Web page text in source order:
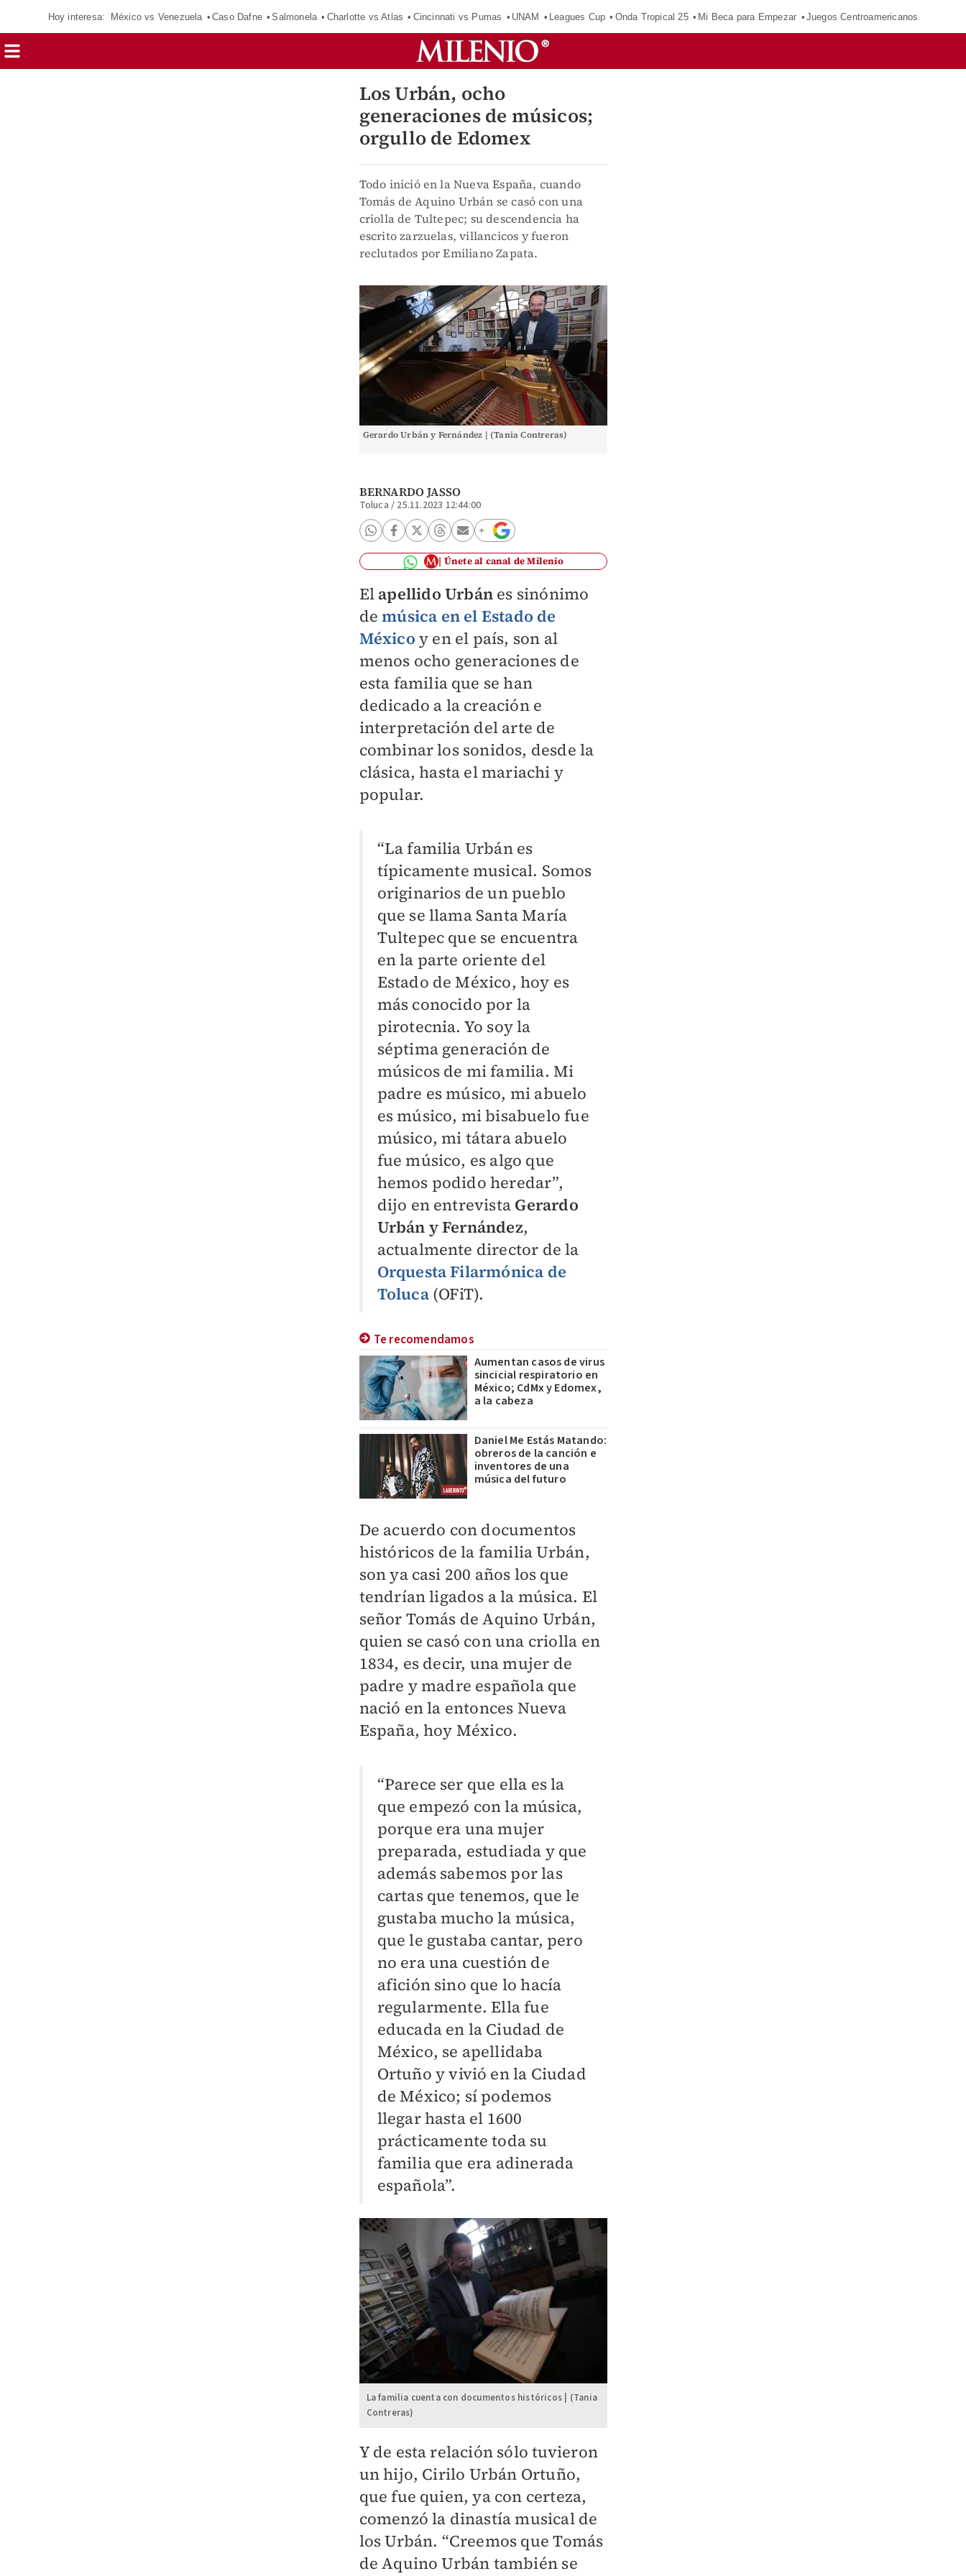
Hoy interesa: México vs Venezuela Caso Dafne Salmonela Charlotte vs Atlas Cincinnati vs Pumas UNAM Leagues Cup Onda Tropical 25 Mi Beca para Empezar Juegos Centroamericanos
Los Urbán, ocho
generaciones de músicos;
orgullo de Edomex
Todo inició en la Nueva España, cuando
Tomás de Aquino Urbán se casó con una
criolla de Tultepec; su descendencia ha
escrito zarzuelas, villancicos y fueron
reclutados por Emiliano Zapata.
Gerardo Urbán y Fernández | (Tania Contreras)
BERNARDO JASSO
Toluca / 25.11.2023 12:44:00
Únete al canal de Milenio
El apellido Urbán es sinónimo
de música en el Estado de
México y en el país, son al
menos ocho generaciones de
esta familia que se han
dedicado a la creación e
interpretación del arte de
combinar los sonidos, desde la
clásica, hasta el mariachi y
popular.
“La familia Urbán es
típicamente musical. Somos
originarios de un pueblo
que se llama Santa María
Tultepec que se encuentra
en la parte oriente del
Estado de México, hoy es
más conocido por la
pirotecnia. Yo soy la
séptima generación de
músicos de mi familia. Mi
padre es músico, mi abuelo
es músico, mi bisabuelo fue
músico, mi tátara abuelo
fue músico, es algo que
hemos podido heredar”,
dijo en entrevista Gerardo
Urbán y Fernández,
actualmente director de la
Orquesta Filarmónica de
Toluca(OFiT).
Te recomendamos
Aumentan casos de virus
sincicial respiratorio en
México; CdMx y Edomex,
a la cabeza
Daniel Me Estás Matando:
obreros de la canción e
inventores de una
música del futuro
De acuerdo con documentos
históricos de la familia Urbán,
son ya casi 200 años los que
tendrían ligados a la música. El
señor Tomás de Aquino Urbán,
quien se casó con una criolla en
1834, es decir, una mujer de
padre y madre española que
nació en la entonces Nueva
España, hoy México.
“Parece ser que ella es la
que empezó con la música,
porque era una mujer
preparada, estudiada y que
además sabemos por las
cartas que tenemos, que le
gustaba mucho la música,
que le gustaba cantar, pero
no era una cuestión de
afición sino que lo hacía
regularmente. Ella fue
educada en la Ciudad de
México, se apellidaba
Ortuño y vivió en la Ciudad
de México; sí podemos
llegar hasta el 1600
prácticamente toda su
familia que era adinerada
española”.
La familia cuenta con documentos históricos | (Tania
Contreras)
Y de esta relación sólo tuvieron
un hijo, Cirilo Urbán Ortuño,
que fue quien, ya con certeza,
comenzó la dinastía musical de
los Urbán. “Creemos que Tomás
de Aquino Urbán también se